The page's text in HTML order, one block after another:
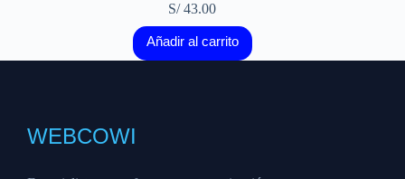
S/43.00
Añadir al carrito
WEBCOWI